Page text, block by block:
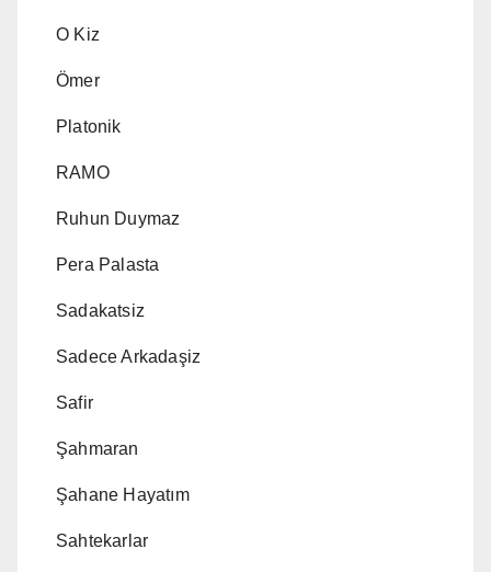
O Kiz
Ömer
Platonik
RAMO
Ruhun Duymaz
Pera Palasta
Sadakatsiz
Sadece Arkadaşiz
Safir
Şahmaran
Şahane Hayatım
Sahtekarlar